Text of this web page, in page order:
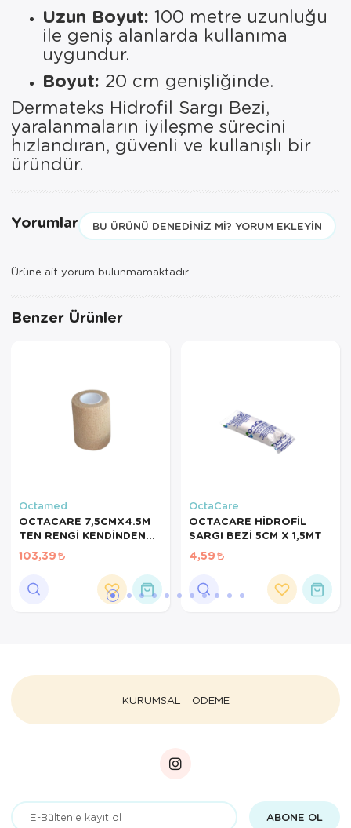
Uzun Boyut: 100 metre uzunluğu
ile geniş alanlarda kullanıma
uygundur.
Boyut: 20 cm genişliğinde.
Dermateks Hidrofil Sargı Bezi,
yaralanmaların iyileşme sürecini
hızlandıran, güvenli ve kullanışlı bir
üründür.
Yorumlar BU ÜRÜNÜ DENEDINIZ MI? YORUM EKLEYIN
Ürüne ait yorum bulunmamaktadır.
Benzer Ürünler
Octamed
OCTACARE 7,5CMX4.5M
TEN RENGİ KENDİNDEN
YAPIŞKANLI KOHEZİF
BANDAJ
103,39
OctaCare
OCTACARE HİDROFİL
SARGI BEZİ 5CM X 1,5MT
4,59
KURUMSAL ÖDEME
ABONE OL